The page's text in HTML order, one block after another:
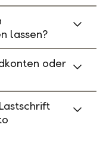
lassen?
oder